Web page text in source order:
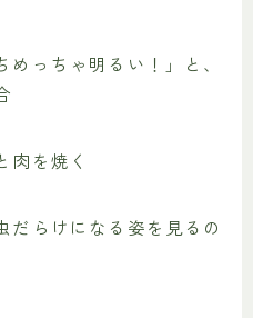
っちゃ明るい！」と、
肉を焼く
だらけになる姿を見るの